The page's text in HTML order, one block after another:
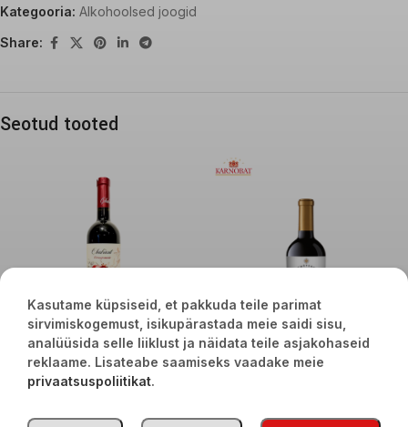
Kategooria: Alkohoolsed joogid
Share:
Seotud tooted
Chabiant granaatõuna vein pool
magus 10% 75cl
kuiv vein
Kasutame küpsiseid, et pakkuda teile parimat
sirvimiskogemust, isikupärastada meie saidi sisu,
analüüsida selle liiklust ja näidata teile asjakohaseid
reklaame. Lisateabe saamiseks vaadake meie
privaatsuspoliitikat.